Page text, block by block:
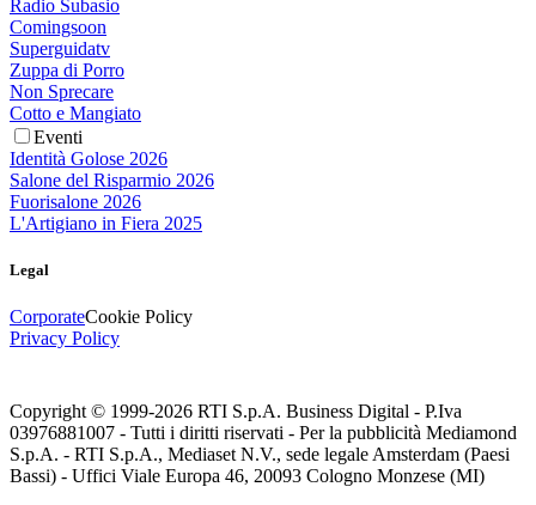
Radio Subasio
Comingsoon
Superguidatv
Zuppa di Porro
Non Sprecare
Cotto e Mangiato
Eventi
Identità Golose 2026
Salone del Risparmio 2026
Fuorisalone 2026
L'Artigiano in Fiera 2025
Legal
CorporateCookie Policy
Privacy Policy
Copyright © 1999-2026 RTI S.p.A. Business Digital - P.Iva
03976881007 - Tutti i diritti riservati - Per la pubblicità Mediamond
S.p.A. - RTI S.p.A., Mediaset N.V., sede legale Amsterdam (Paesi
Bassi) - Uffici Viale Europa 46, 20093 Cologno Monzese (MI)